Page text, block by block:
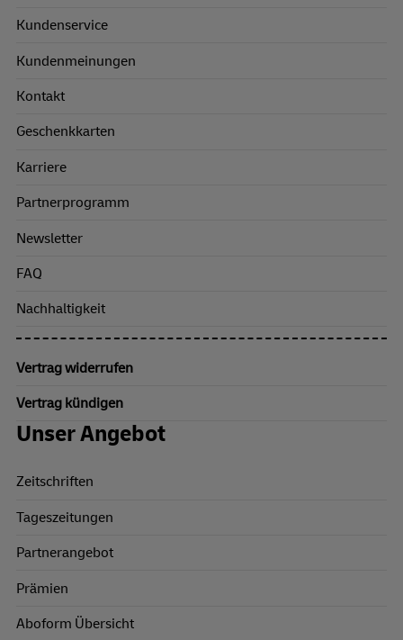
Kundenservice
Kundenmeinungen
Kontakt
Geschenkkarten
Karriere
Partnerprogramm
Newsletter
FAQ
Nachhaltigkeit
Vertrag widerrufen
Vertrag kündigen
Unser Angebot
Zeitschriften
Tageszeitungen
Partnerangebot
Prämien
Aboform Übersicht